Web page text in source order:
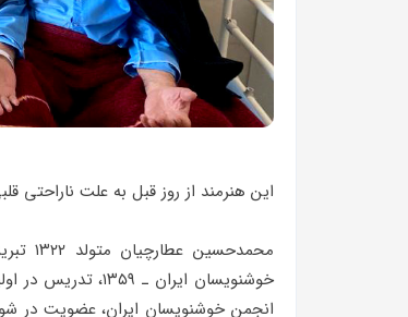
این هنرمند از روز قبل به علت
انجمن خوشنویسان ایران، عضویت در